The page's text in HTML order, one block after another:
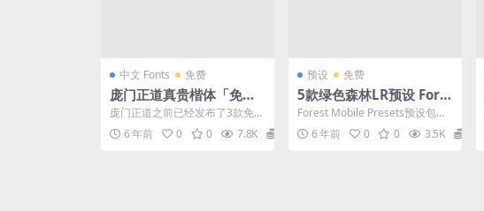
中文 Fonts 免费
庞门正道真贵楷体「免费
可商用」
庞门正道之前已经发布了3款免费
商用字体：庞门正道标题体、庞
门正道轻松体、庞门正道...
6 年前 0 0 7.8K
预设 免费
5款绿色森林LR预设 Fore
st Mobile Presets
Forest Mobile Presets预设包
括：5个dng，XMP，lrte...
6 年前 0 0 3.5K